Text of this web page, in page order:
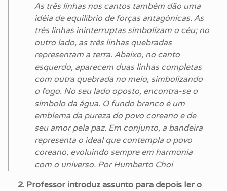
As três linhas nos cantos também dão uma
idéia de equilíbrio de forças antagônicas. As
três linhas ininterruptas simbolizam o céu; no
outro lado, as três linhas quebradas
representam a terra. Abaixo, no canto
esquerdo, aparecem duas linhas completas
com outra quebrada no meio, simbolizando
o fogo. No seu lado oposto, encontra-se o
símbolo da água. O fundo branco é um
emblema da pureza do povo coreano e de
seu amor pela paz. Em conjunto, a bandeira
representa o ideal que contempla o povo
coreano, evoluindo sempre em harmonia
com o universo. Por Humberto Choi
2. Professor introduz assunto para depois ler o